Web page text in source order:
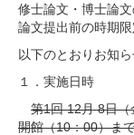
修士論文・博士論
論文提出前の時期
以下のとおりお知ら
１．実施日時
第1回 12月 8日
開館（10：00）ま